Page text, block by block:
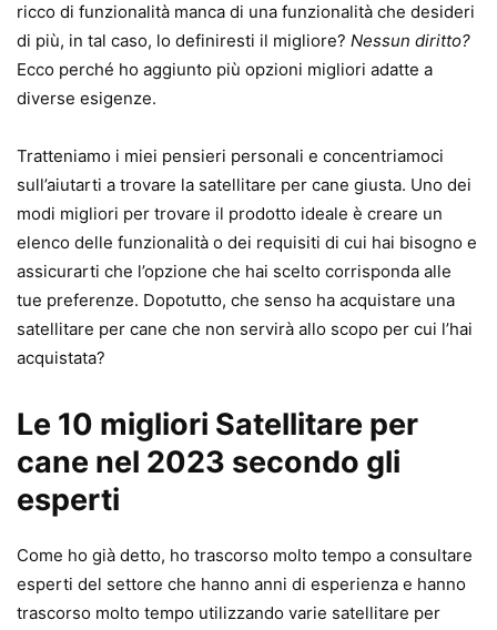
ricco di funzionalità manca di una funzionalità che desideri
di più, in tal caso, lo definiresti il ​​migliore? Nessun diritto?
Ecco perché ho aggiunto più opzioni migliori adatte a
diverse esigenze.
Tratteniamo i miei pensieri personali e concentriamoci
sull’aiutarti a trovare la satellitare per cane giusta. Uno dei
modi migliori per trovare il prodotto ideale è creare un
elenco delle funzionalità o dei requisiti di cui hai bisogno e
assicurarti che l’opzione che hai scelto corrisponda alle
tue preferenze. Dopotutto, che senso ha acquistare una
satellitare per cane che non servirà allo scopo per cui l’hai
acquistata?
Le 10 migliori Satellitare per
cane nel 2023 secondo gli
esperti
Come ho già detto, ho trascorso molto tempo a consultare
esperti del settore che hanno anni di esperienza e hanno
trascorso molto tempo utilizzando varie satellitare per